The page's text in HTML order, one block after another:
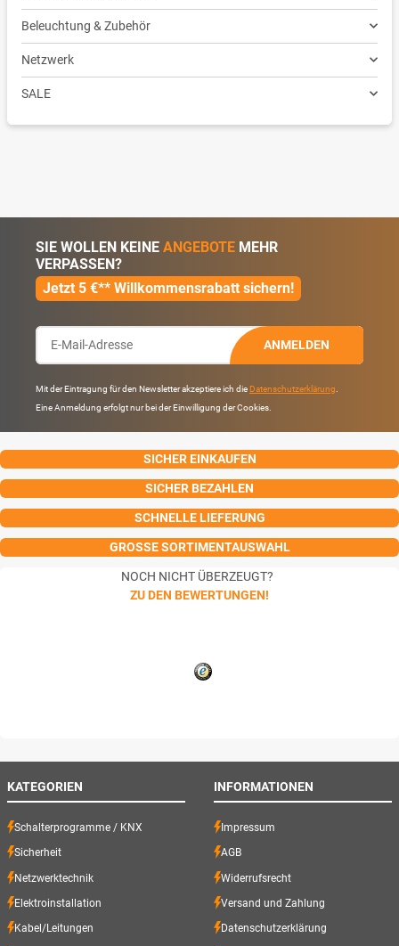
Beleuchtung & Zubehör
Netzwerk
SALE
SIE WOLLEN KEINE ANGEBOTE MEHR
VERPASSEN?
Jetzt 5 €** Willkommensrabatt sichern!
ANMELDEN
Mit der Eintragung für den Newsletter akzeptiere ich die Datenschutzerklärung
Eine Anmeldung erfolgt nur bei der Einwilligung der Cookies.
SICHER EINKAUFEN
SICHER BEZAHLEN
SCHNELLE LIEFERUNG
GROSSE SORTIMENTAUSWAHL
NOCH NICHT ÜBERZEUGT?
ZU DEN BEWERTUNGEN!
KATEGORIEN
Schalterprogramme / KNX
Sicherheit
Netzwerktechnik
Elektroinstallation
Kabel/Leitungen
INFORMATIONEN
Impressum
AGB
Widerrufsrecht
Versand und Zahlung
Datenschutzerklärung